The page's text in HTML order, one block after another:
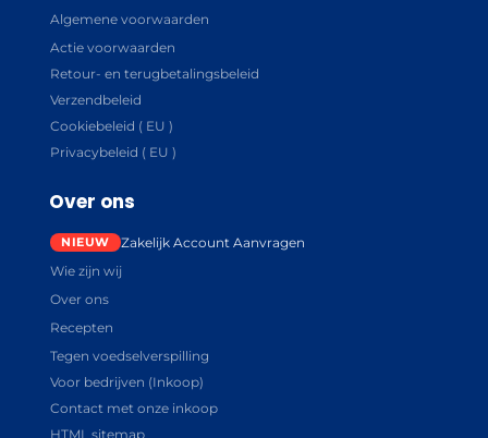
Algemene voorwaarden
Actie voorwaarden
Retour- en terugbetalingsbeleid
Verzendbeleid
Cookiebeleid ( EU )
Privacybeleid ( EU )
Over ons
Zakelijk Account Aanvragen
Wie zijn wij
Over ons
Recepten
Tegen voedselverspilling
Voor bedrijven (Inkoop)
Contact met onze inkoop
HTML sitemap